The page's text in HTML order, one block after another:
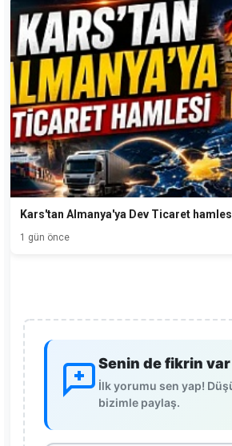
Kars'tan Almanya'ya Dev Ticaret
1 gün önce
Senin de fikrin var
İlk yorumu sen yap!
bizimle paylaş.